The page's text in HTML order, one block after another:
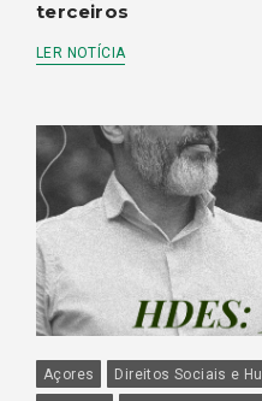
terceiros
LER NOTÍCIA
Açores Direitos Sociais e